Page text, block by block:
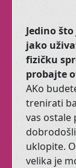
Jedino
jako
fizičku
probajte
AKo
trenirati
vas ostale
uklopite.
velika je